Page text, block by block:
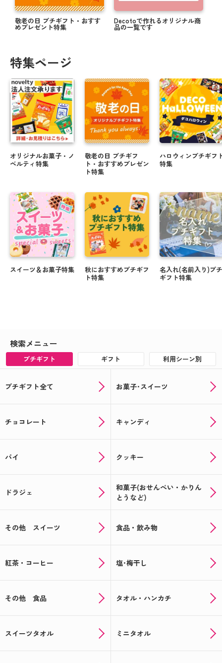
敬老の日 プチギフト・おすす
めプレゼント特集
Decotoで作れるオリジナル商
品の一覧です
特集ページ
オリジナルお菓子・ノ
ベルティ特集
スイーツ＆お菓子特集
敬老の日 プチギフ
ト・おすすめプレゼン
ト特集
秋におすすめプチギフ
ト特集
ハロウィンプチギフ
特集
名入れ(名前入り)プチ
ギフト特集
検索メニュー
プチギフト ギフト 利用シーン別
プチギフト全て お菓子･スイーツ
チョコレート キャンディ
パイ クッキー
ドラジェ
和菓子(おせんべい・かりん
とうなど)
その他 スイーツ 食品・飲み物
紅茶・コーヒー 塩･梅干し
その他 食品 タオル・ハンカチ
スイーツタオル ミニタオル